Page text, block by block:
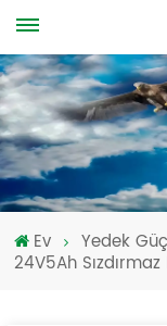
Ev
Yedek
24V5Ah